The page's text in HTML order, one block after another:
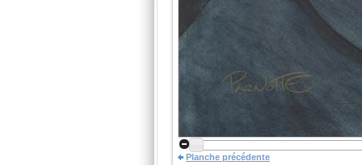
Planche précédente